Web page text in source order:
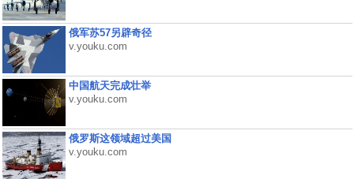
俄军苏57另辟奇径
v.youku.com
中国航天完成壮举
v.youku.com
俄罗斯这领域超过美国
v.youku.com